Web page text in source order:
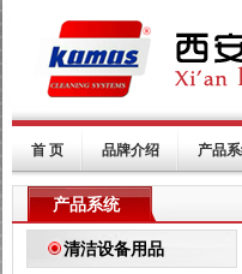
首 页 品牌介绍 产品
产品系统
清洁设备用品